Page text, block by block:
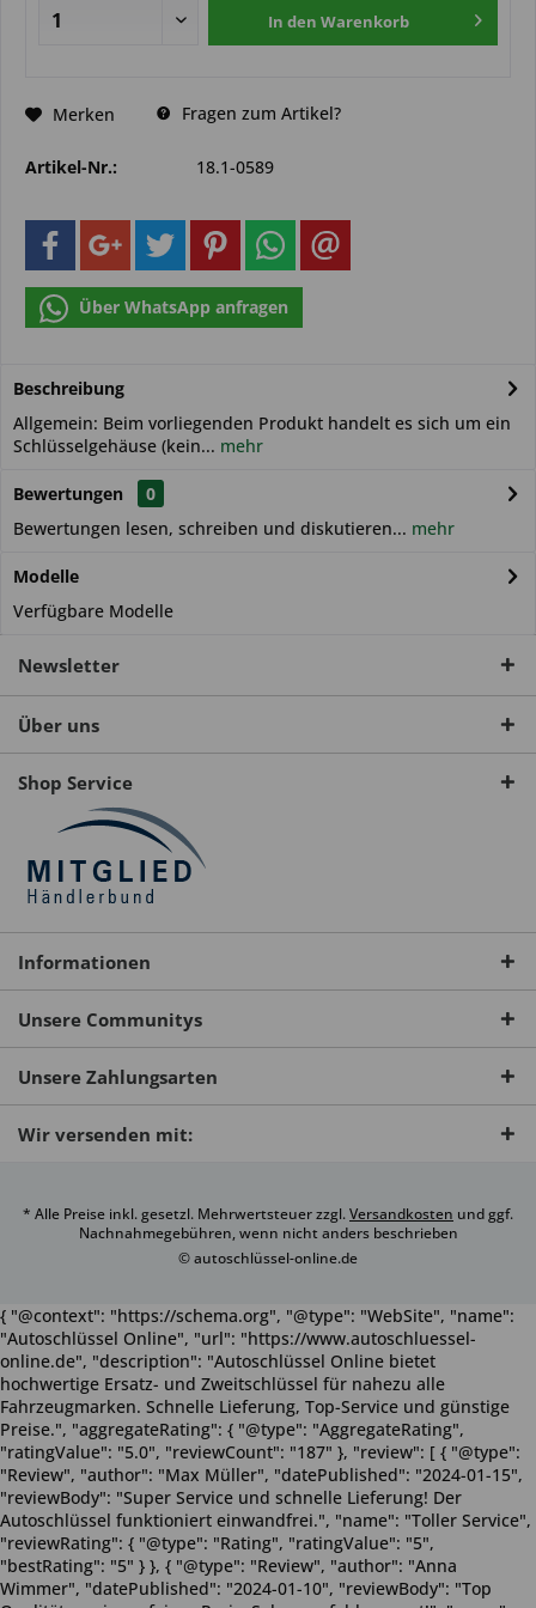
In den Warenkorb
Merken Fragen zum Artikel?
Artikel-Nr.: 18.1-0589
Über WhatsApp anfragen
Beschreibung
Allgemein: Beim vorliegenden Produkt handelt es sich um ein
Schlüsselgehäuse (kein... mehr
Bewertungen
0
Bewertungen lesen, schreiben und diskutieren... mehr
Modelle
Verfügbare Modelle
Newsletter
Über uns
Shop Service
Informationen
Unsere Communitys
Unsere Zahlungsarten
Wir versenden mit:
* Alle Preise inkl. gesetzl. Mehrwertsteuer zzgl.Versandkosten und ggf.
Nachnahmegebühren, wenn nicht anders beschrieben
© autoschlüssel-online.de
{ "@context": "https://schema.org", "@type": "WebSite", "name":
"Autoschlüssel Online", "url": "https://www.autoschluessel-
online.de", "description": "Autoschlüssel Online bietet
hochwertige Ersatz- und Zweitschlüssel für nahezu alle
Fahrzeugmarken. Schnelle Lieferung, Top-Service und günstige
Preise.", "aggregateRating": { "@type": "AggregateRating",
"ratingValue": "5.0", "reviewCount": "187" }, "review": [ { "@type":
"Review", "author": "Max Müller", "datePublished": "2024-01-15",
"reviewBody": "Super Service und schnelle Lieferung! Der
Autoschlüssel funktioniert einwandfrei.", "name": "Toller Service",
"reviewRating": { "@type": "Rating", "ratingValue": "5",
"bestRating": "5" } }, { "@type": "Review", "author": "Anna
Wimmer", "datePublished": "2024-01-10", "reviewBody": "Top